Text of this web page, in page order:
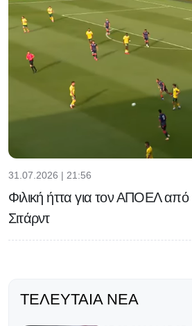
31.07.2026 | 21:56
Φιλική ήττα για τον ΑΠΟΕΛ
Σιτάρντ
ΤΕΛΕΥΤΑΊΑ ΝΈΑ